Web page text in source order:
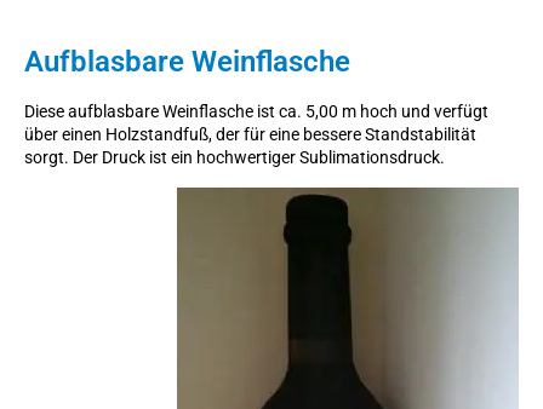
Aufblasbare Weinflasche
Diese aufblasbare Weinflasche ist ca. 5,00 m hoch und verfügt
über einen Holzstandfuß, der für eine bessere Standstabilität
sorgt. Der Druck ist ein hochwertiger Sublimationsdruck.